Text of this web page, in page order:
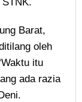
Barat,
oleh
itu
ada razia